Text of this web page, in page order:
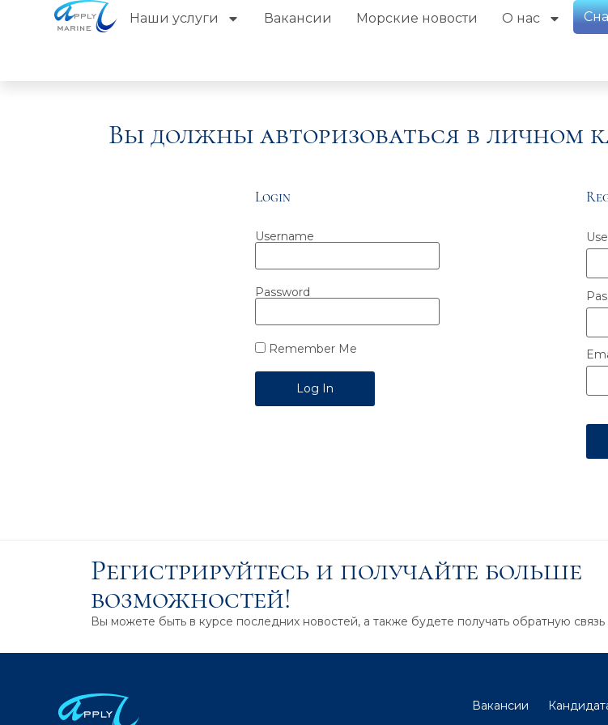
Наши услуги Вакансии Морские новости О нас
Вы должны авторизоваться в личном
Login
Username
Password
Remember Me
Регистрируйтесь и получайте больше
возможностей!
Вы можете быть в курсе последних новостей, а также будете получать обратную
Вакансии